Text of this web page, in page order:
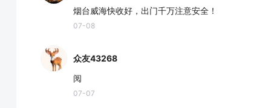
烟台威海快收好，出门千万注意安全！
07-08
众友43268
阅
07-07